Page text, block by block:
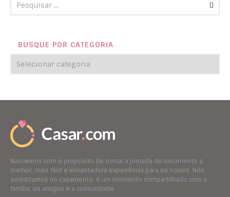
BUSQUE POR CATEGORIA
Nascemos com o propósito de tornar a jornada do casamento a
melhor, mais fácil e encantadora experiência para os noivos. Nós
acreditamos no casamento: é um momento compartilhado com a
família, os amigos e a comunidade.